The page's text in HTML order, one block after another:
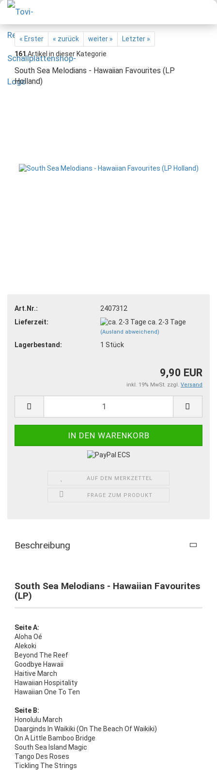
« Erster « zurück weiter »
Letzter »
161Artikel in dieser Kategorie
South Sea Melodians - Hawaiian Favourites (LP
Holland)
Art.Nr.:
2407312
Lieferzeit:
ca. 2-3 Tage
(Ausland abweichend)
Lagerbestand: 1 Stück
9,90 EUR
inkl. 19% MwSt. zzgl. Versand
AUF DEN MERKZETTEL
FRAGE ZUM PRODUKT
Beschreibung
South Sea Melodians - Hawaiian Favourites
(LP)
Seite A:
Aloha Oé
Alekoki
Beyond The Reef
Goodbye Hawaii
Haitive March
Hawaiian Hospitality
Hawaiian One To Ten
Seite B:
Honolulu March
Daarginds In Waikiki (On The Beach Of Waikiki)
On A Little Bamboo Bridge
South Sea Island Magic
Tango Des Roses
Tickling The Strings